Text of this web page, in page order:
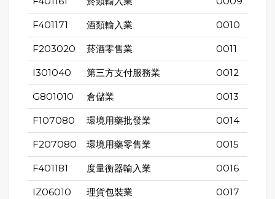
F401171 酒類輸入業 0010
F203020 菸酒零售業 0011
I301040 第三方支付服務業 0012
G801010 倉儲業 0013
F107080 環境用藥批發業 0014
F207080 環境用藥零售業 0015
F401181 度量衡器輸入業 0016
IZ06010 理貨包裝業 0017